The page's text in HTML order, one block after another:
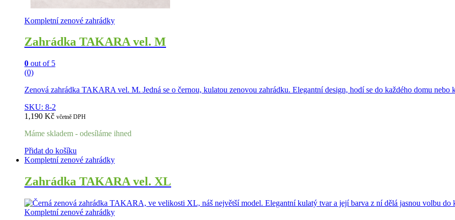
Kompletní zenové zahrádky
Zahrádka TAKARA vel. M
0 out of 5
(0)
Zenová zahrádka TAKARA vel. M. Jedná se o černou, kulatou zenovou zahrádku. Elegantní design, hodí se do každého domu nebo
SKU: 8-2
1,190 Kč včetně DPH
Máme skladem - odesíláme ihned
Přidat do košíku
Kompletní zenové zahrádky
Zahrádka TAKARA vel. XL
Kompletní zenové zahrádky